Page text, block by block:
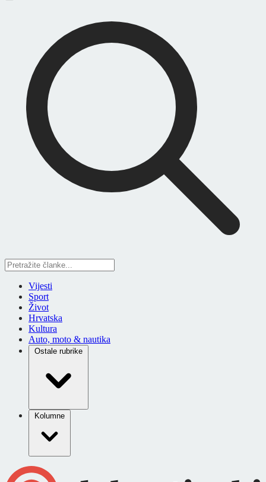
Vijesti
Sport
Život
Hrvatska
Kultura
Auto, moto & nautika
Ostale rubrike
Kolumne